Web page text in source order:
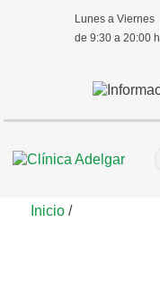
Lunes a Viernes
de 9:30 a 20:00 h
Inicio /